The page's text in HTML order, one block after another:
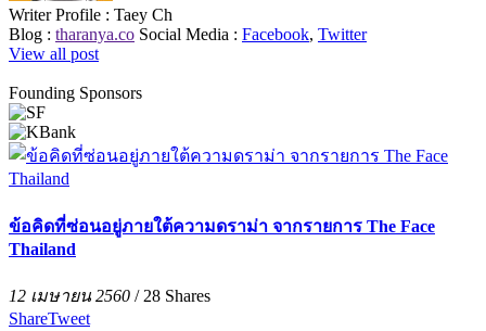
Writer Profile : Taey Ch
Blog : tharanya.co Social Media : Facebook, Twitter
View all post
Founding Sponsors
ข้อคิดที่ซ่อนอยู่ภายใต้ความดราม่า จากรายการ The Face
Thailand
12 เมษายน 2560 / 28 Shares
ShareTweet